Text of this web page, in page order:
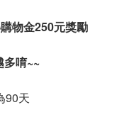
物金250元獎勵
多唷~~
90天